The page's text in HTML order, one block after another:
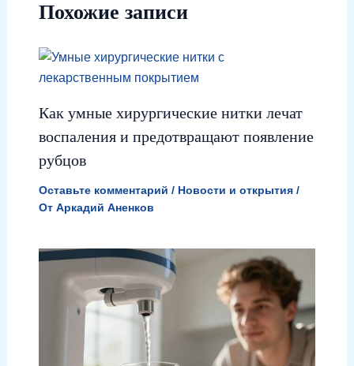
Похожие записи
Как умные хирургические нитки лечат
воспаления и предотвращают появление
рубцов
Оставьте комментарий / Новости и открытия/
От Аркадий Аненков